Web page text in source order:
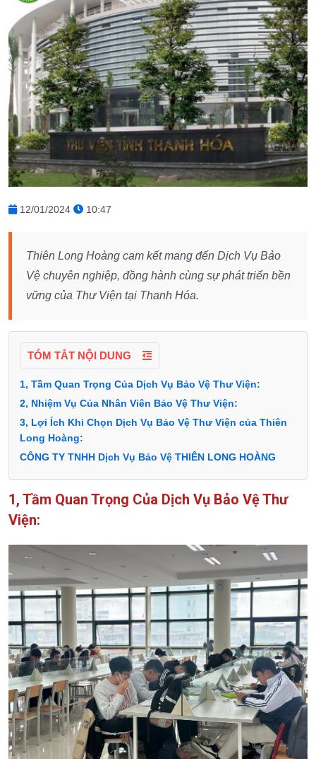
12/01/2024 10:47
Thiên Long Hoàng cam kết mang đến Dịch Vụ Bảo
Vệ chuyên nghiệp, đồng hành cùng sự phát triển bền
vững của Thư Viện tại Thanh Hóa.
TÓM TẮT NỘI DUNG
1, Tầm Quan Trọng Của Dịch Vụ Bảo Vệ Thư Viện:
2, Nhiệm Vụ Của Nhân Viên Bảo Vệ Thư Viện:
3, Lợi Ích Khi Chọn Dịch Vụ Bảo Vệ Thư Viện của Thiên
Long Hoàng:
CÔNG TY TNHH Dịch Vụ Bảo Vệ THIÊN LONG HOÀNG
1, Tầm Quan Trọng Của Dịch Vụ Bảo Vệ Thư
Viện: